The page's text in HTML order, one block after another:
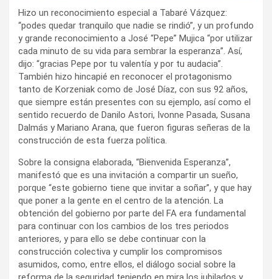
Hizo un reconocimiento especial a Tabaré Vázquez:
“podes quedar tranquilo que nadie se rindió”, y un profundo
y grande reconocimiento a José “Pepe” Mujica “por utilizar
cada minuto de su vida para sembrar la esperanza”. Así,
dijo: “gracias Pepe por tu valentía y por tu audacia”.
También hizo hincapié en reconocer el protagonismo
tanto de Korzeniak como de José Díaz, con sus 92 años,
que siempre están presentes con su ejemplo, así como el
sentido recuerdo de Danilo Astori, Ivonne Pasada, Susana
Dalmás y Mariano Arana, que fueron figuras señeras de la
construcción de esta fuerza política.
Sobre la consigna elaborada, “Bienvenida Esperanza”,
manifestó que es una invitación a compartir un sueño,
porque “este gobierno tiene que invitar a soñar”, y que hay
que poner a la gente en el centro de la atención. La
obtención del gobierno por parte del FA era fundamental
para continuar con los cambios de los tres periodos
anteriores, y para ello se debe continuar con la
construcción colectiva y cumplir los compromisos
asumidos, como, entre ellos, el diálogo social sobre la